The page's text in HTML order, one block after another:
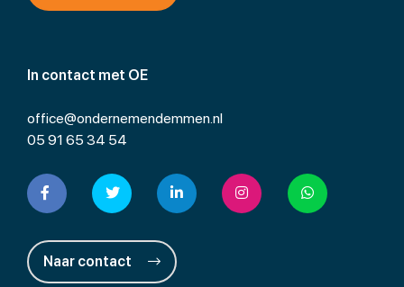
In contact met OE
office@ondernemendemmen.nl
05 91 65 34 54
Naar contact